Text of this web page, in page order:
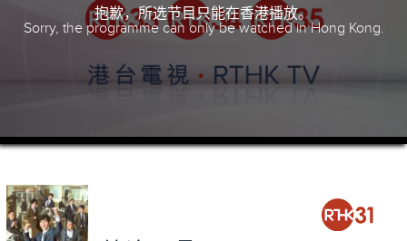
抱歉，所选节目只能在香港播放。
Sorry, the programme can only be watched in Hong Kong.